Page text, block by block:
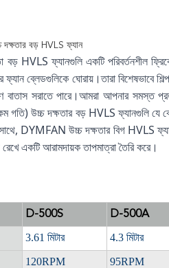
দক্ষতার বড় HVLS ফ্যান
HVLS ফ্যানগুলি একটি পরিবর্তনশীল
ব্লেডগুলিকে ঘোরায়।তারা বিশেষভাবে
বাতাস সরাতে পারে।আমরা আপনার সমস্ত
উচ্চ দক্ষতার বড় HVLS ফ্যানগুলি যে
সাথে, DYMFAN উচ্চ দক্ষতার বিগ HVLS
একটি আরামদায়ক তাপমাত্রা তৈরি করে।
D-500S D-500A
3.61 মিটার 4.3 মিটার
120RPM 95RPM